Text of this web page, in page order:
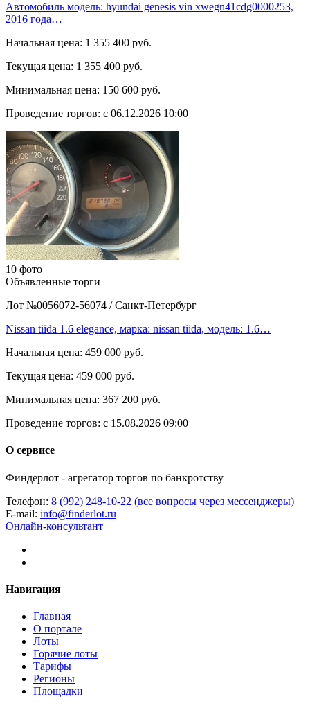
Автомобиль модель: hyundai genesis vin xwegn41cdg0000253,
2016 года…
Начальная цена: 1 355 400 руб.
Текущая цена: 1 355 400 руб.
Минимальная цена: 150 600 руб.
Проведение торгов: с 06.12.2026 10:00
10 фото
Объявленные торги
Лот №0056072-56074 / Санкт-Петербург
Nissan tiida 1.6 elegance, марка: nissan tiida, модель: 1.6…
Начальная цена: 459 000 руб.
Текущая цена: 459 000 руб.
Минимальная цена: 367 200 руб.
Проведение торгов: с 15.08.2026 09:00
О сервисе
Финдерлот - агрегатор торгов по банкротству
Телефон: 8 (992) 248-10-22 (все вопросы через мессенджеры)
E-mail: info@finderlot.ru
Онлайн-консультант
Навигация
Главная
О портале
Лоты
Горячие лоты
Тарифы
Регионы
Площадки